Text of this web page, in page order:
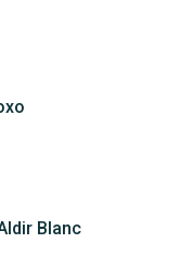
Blanc